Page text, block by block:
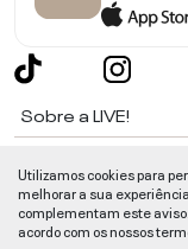
Sobre a LIVE!
Informações
Utilizamos cookies para
melhorar a sua
complementam este
acordo com os nossos